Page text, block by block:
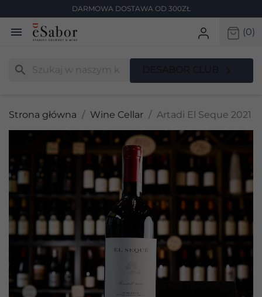
DARMOWA DOSTAWA OD 300ZŁ
 (0)
search
Strona główna Wine Cellar Artadi El Seque 2021